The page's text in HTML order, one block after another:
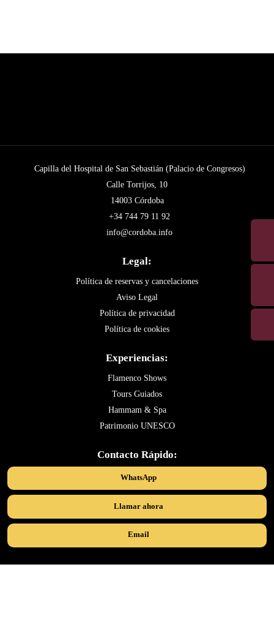
Capilla del Hospital de San Sebastián (Palacio de Congresos)
Calle Torrijos, 10
14003 Córdoba
+34 744 79 11 92
info@cordoba.info
Legal:
Política de reservas y cancelaciones
Aviso Legal
Política de privacidad
Política de cookies
Experiencias:
Flamenco Shows
Tours Guiados
Hammam & Spa
Patrimonio UNESCO
Contacto Rápido:
WhatsApp
Llamar ahora
Email